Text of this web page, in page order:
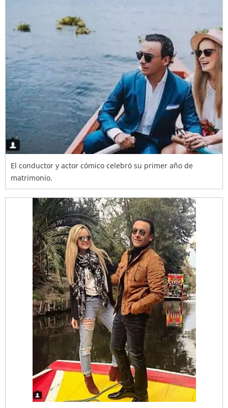
El conductor y actor cómico celebró su primer año de
matrimonio.